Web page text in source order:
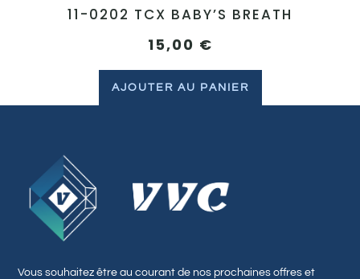
11-0202 TCX BABY’S BREATH
15,00 €
AJOUTER AU PANIER
Vous souhaitez être au courant de nos prochaines offres et